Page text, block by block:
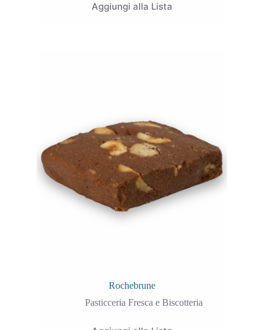
Aggiungi alla Lista
Rochebrune
Pasticceria Fresca e Biscotteria